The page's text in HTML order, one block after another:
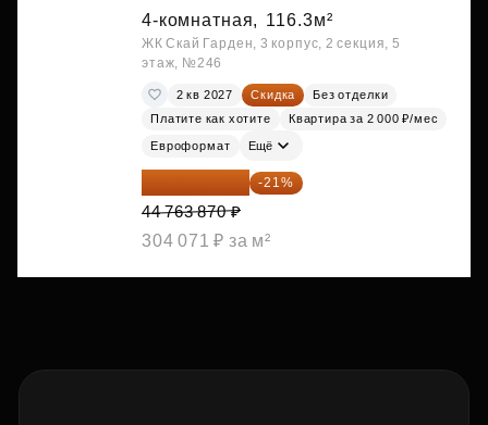
4-комнатная, 116.3м²
ЖК Скай Гарден, 3 корпус, 2 секция, 5
этаж, №246
2 кв 2027 Скидка
Без отделки
Платите как хотите
Квартира за 2 000 ₽/мес
Евроформат Ещё
35 363 457 ₽ -21%
44 763 870 ₽
304 071 ₽ за м²